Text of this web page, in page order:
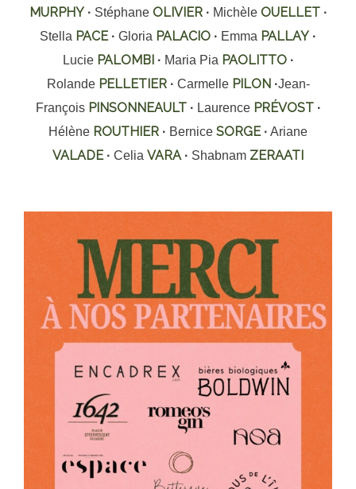
MURPHY · Stéphane OLIVIER· Michèle OUELLET·
Stella PACE· Gloria PALACIO · Emma PALLAY ·
Lucie PALOMBI · Maria Pia PAOLITTO·
Rolande PELLETIER · Carmelle PILON ·Jean-
François PINSONNEAULT· Laurence PRÉVOST ·
Hélène ROUTHIER · Bernice SORGE · Ariane
VALADE· Celia VARA· Shabnam ZERAATI